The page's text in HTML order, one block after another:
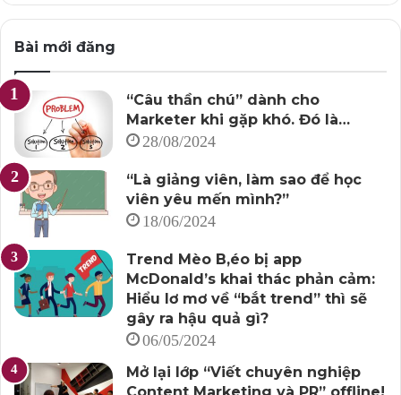
Bài mới đăng
“Câu thần chú” dành cho
Marketer khi gặp khó. Đó là…
28/08/2024
“Là giảng viên, làm sao để học
viên yêu mến mình?”
18/06/2024
Trend Mèo B,éo bị app
McDonald’s khai thác phản cảm:
Hiểu lơ mơ về “bắt trend” thì sẽ
gây ra hậu quả gì?
06/05/2024
Mở lại lớp “Viết chuyên nghiệp